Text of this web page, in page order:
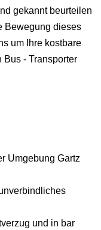
gekannt beurteilen
Bewegung dieses
um Ihre kostbare
Bus - Transporter
Umgebung Gartz
und in bar